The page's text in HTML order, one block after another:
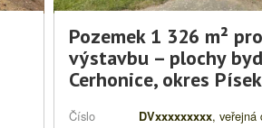
Pozemek 1 326 m² pro
výstavbu – plochy
Cerhonice, okres Písek
Číslo DVxxxxxxxxx, veřejná